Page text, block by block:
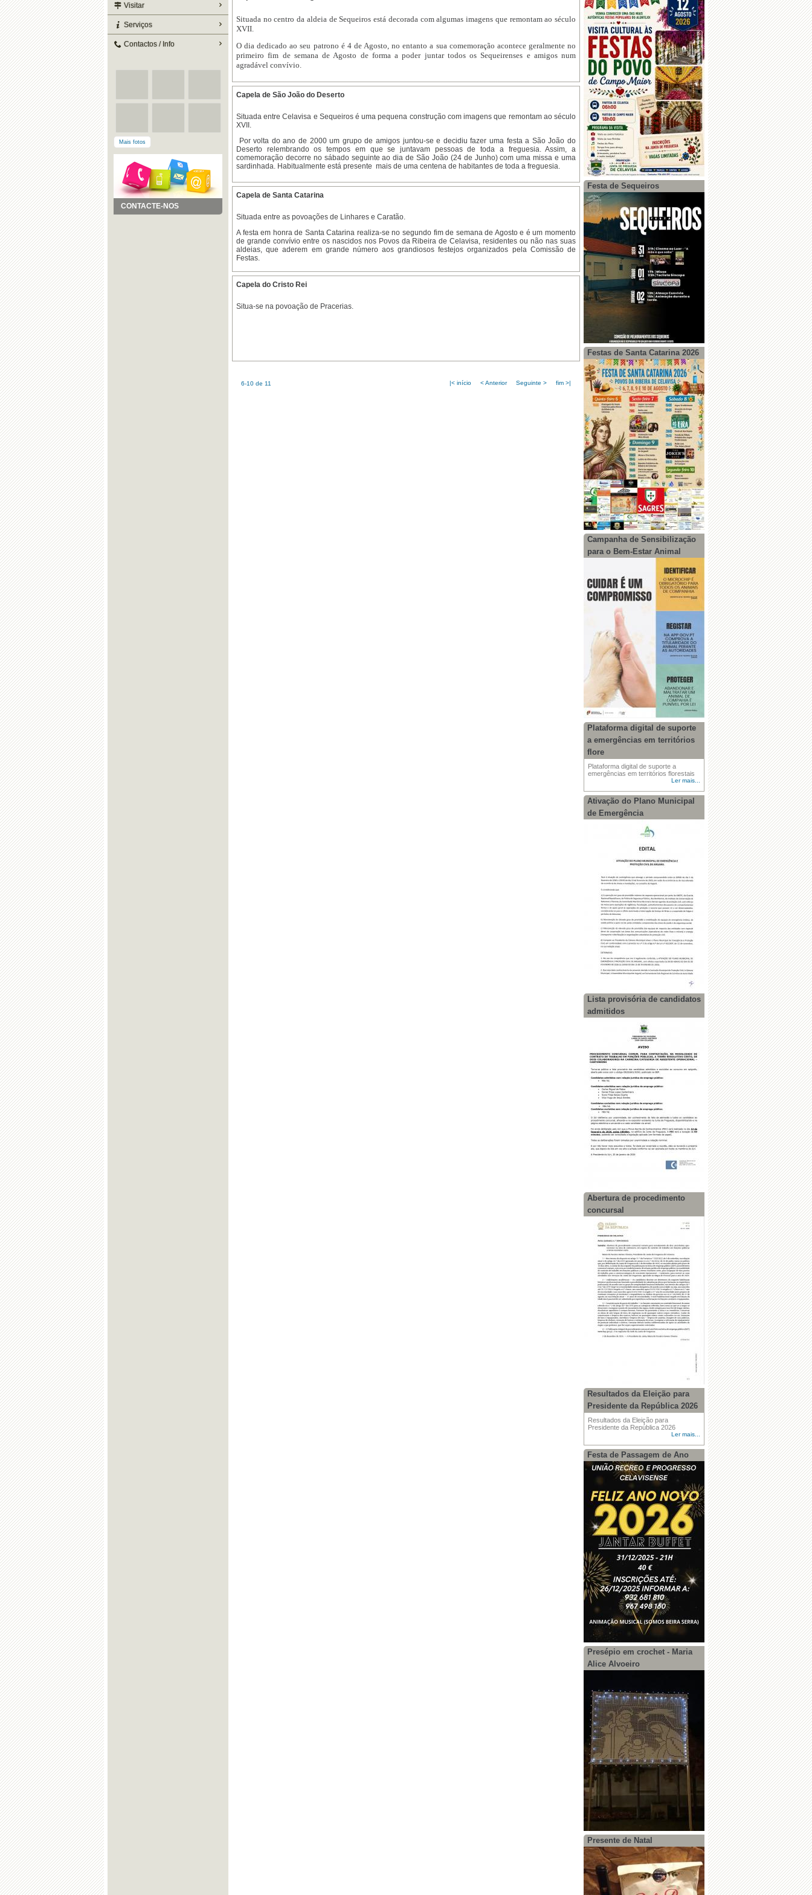
Visitar
Serviços
Contactos / Info
Mais fotos
CONTACTE-NOS
Situada no centro da aldeia de Sequeiros está decorada com algumas imagens que remontam ao século
XVII.
O dia dedicado ao seu patrono é 4 de Agosto, no entanto a sua comemoração acontece geralmente no
primeiro fim de semana de Agosto de forma a poder juntar todos os Sequeirenses e amigos num
agradável convívio.
Capela de São João do Deserto
Situada entre Celavisa e Sequeiros é uma pequena construção com imagens que remontam ao século
XVII.
Por volta do ano de 2000 um grupo de amigos juntou-se e decidiu fazer uma festa a São João do
Deserto relembrando os tempos em que se juntavam pessoas de toda a freguesia. Assim, a
comemoração decorre no sábado seguinte ao dia de São João (24 de Junho) com uma missa e uma
sardinhada. Habitualmente está presente mais de uma centena de habitantes de toda a freguesia.
Capela de Santa Catarina
Situada entre as povoações de Linhares e Caratão.
A festa em honra de Santa Catarina realiza-se no segundo fim de semana de Agosto e é um momento
de grande convívio entre os nascidos nos Povos da Ribeira de Celavisa, residentes ou não nas suas
aldeias, que aderem em grande número aos grandiosos festejos organizados pela Comissão de
Festas.
Capela do Cristo Rei
Situa-se na povoação de Pracerias.
6-10 de 11 |< início < Anterior Seguinte > fim >|
Festa de Sequeiros
Festas de Santa Catarina 2026
Campanha de Sensibilização
para o Bem-Estar Animal
Plataforma digital de suporte
a emergências em territórios
flore
Plataforma digital de suporte a
emergências em territórios florestais
Ler mais...
Ativação do Plano Municipal
de Emergência
Lista provisória de candidatos
admitidos
Abertura de procedimento
concursal
Resultados da Eleição para
Presidente da República 2026
Resultados da Eleição para
Presidente da República 2026
Ler mais...
Festa de Passagem de Ano
Presépio em crochet - Maria
Alice Alvoeiro
Presente de Natal